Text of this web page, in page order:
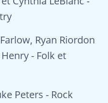
Ryan Riordon
- Folk et
Peters - Rock